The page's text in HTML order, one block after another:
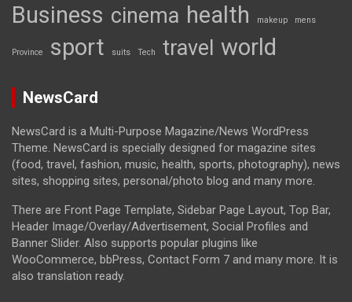
Business cinema health makeup mens
Province sport suits Tech travel world
NewsCard
NewsCard is a Multi-Purpose Magazine/News WordPress
Theme. NewsCard is specially designed for magazine sites
(food, travel, fashion, music, health, sports, photography), news
sites, shopping sites, personal/photo blog and many more.
There are Front Page Template, Sidebar Page Layout, Top Bar,
Header Image/Overlay/Advertisement, Social Profiles and
Banner Slider. Also supports popular plugins like
WooCommerce, bbPress, Contact Form 7 and many more. It is
also translation ready.